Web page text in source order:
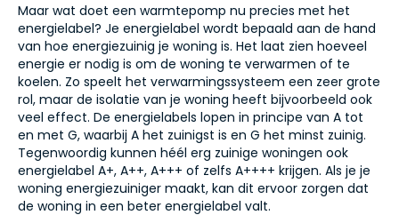
Maar wat doet een warmtepomp nu precies met het
energielabel? Je energielabel wordt bepaald aan de hand
van hoe energiezuinig je woning is. Het laat zien hoeveel
energie er nodig is om de woning te verwarmen of te
koelen. Zo speelt het verwarmingssysteem een zeer grote
rol, maar de isolatie van je woning heeft bijvoorbeeld ook
veel effect. De energielabels lopen in principe van A tot
en met G, waarbij A het zuinigst is en G het minst zuinig.
Tegenwoordig kunnen héél erg zuinige woningen ook
energielabel A+, A++, A+++ of zelfs A++++ krijgen. Als je je
woning energiezuiniger maakt, kan dit ervoor zorgen dat
de woning in een beter energielabel valt.